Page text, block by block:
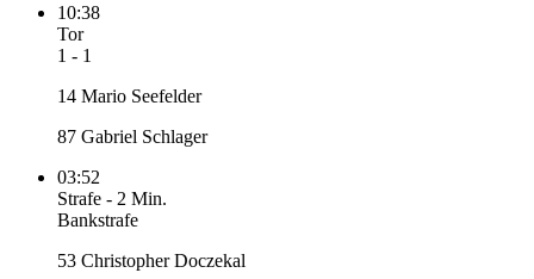
10:38
Tor
1 - 1
14 Mario Seefelder
87 Gabriel Schlager
03:52
Strafe - 2 Min.
Bankstrafe
53 Christopher Doczekal